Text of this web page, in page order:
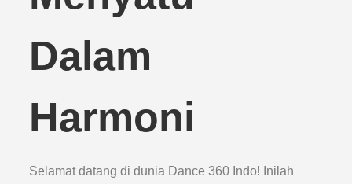
Dalam
Harmoni
Selamat datang di dunia Dance 360 Indo! Inilah